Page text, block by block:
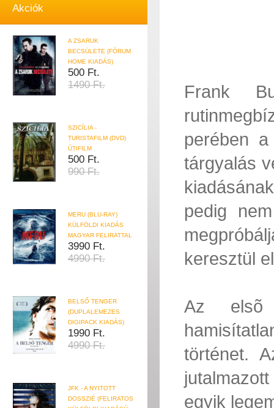
Akciók
A ZSARUK
BECSÜLETE (FÓRUM
HOME KIADÁS)
500 Ft.
1490 Ft.
SZICÍLIA -
TURISTAFILM (DVD)
ÚTIFILM
500 Ft.
990 Ft.
MERU (BLU-RAY)
KÜLFÖLDI KIADÁS
MAGYAR FELIRATTAL
3990 Ft.
4990 Ft.
BELSŐ TENGER
(DUPLALEMEZES
DIGIPACK KIADÁS)
1990 Ft.
4990 Ft.
JFK - A NYITOTT
DOSSZIÉ (FELIRATOS
Frank
perében
tárgyalás
pedig
keresztül
Az elsõ
történet.
egyik